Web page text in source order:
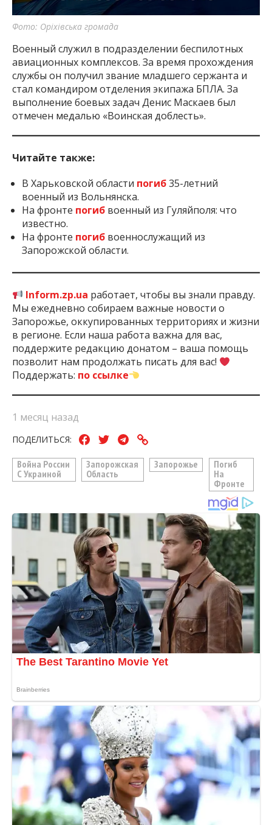
Фото: Оріхівська громада
Военный служил в подразделении беспилотных
авиационных комплексов. За время прохождения
службы он получил звание младшего сержанта и
стал командиром отделения экипажа БПЛА. За
выполнение боевых задач Денис Маскаев был
отмечен медалью «Воинская доблесть».
Читайте также:
В Харьковской области погиб35-летний
военный из Вольнянска.
На фронте погиб военный из Гуляйполя: что
известно.
На фронте погиб военнослужащий из
Запорожской области.
Inform.zp.ua работает, чтобы вы знали правду.
Мы ежедневно собираем важные новости о
Запорожье, оккупированных территориях и жизни
в регионе. Если наша работа важна для вас,
поддержите редакцию донатом – ваша помощь
позволит нам продолжать писать для вас!
Поддержать: по ссылке
1 месяц назад
ПОДЕЛИТЬСЯ:
Война России
С Украиной
Запорожская
Область
Запорожье
Погиб
На
Фронте